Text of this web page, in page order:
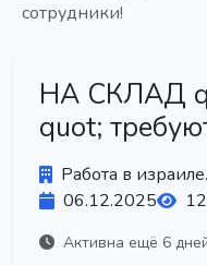
сотрудники!
НА СКЛАД
quot;
Работа в
06.12.2025
Активна ещё 6